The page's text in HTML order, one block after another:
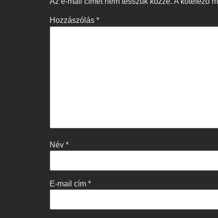
Hozzászólás *
Név *
E-mail cím *